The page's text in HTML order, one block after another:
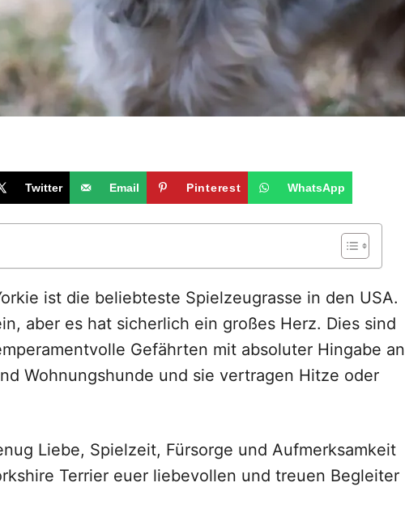
Twitter Email Pinterest WhatsApp
ist die beliebteste Spielzeugrasse in den USA.
aber es hat sicherlich ein großes Herz. Dies sind
Gefährten mit absoluter Hingabe an
Wohnungshunde und sie vertragen Hitze oder
Liebe, Spielzeit, Fürsorge und Aufmerksamkeit
Terrier euer liebevollen und treuen Begleiter